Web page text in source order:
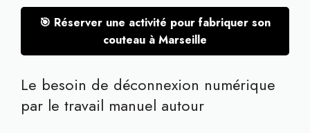
🎯 Réserver une activité pour fabriquer son
couteau à Marseille
Le besoin de déconnexion numérique
par le travail manuel autour